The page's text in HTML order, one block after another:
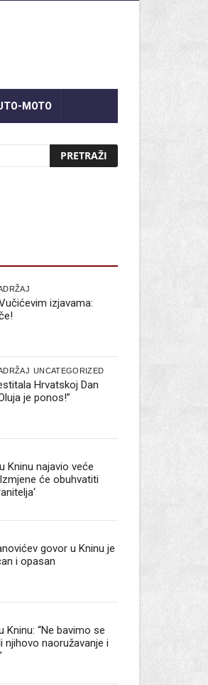
MOTO
izjavama:
UNCATEGORIZED
Hrvatskoj Dan
je ponos!”
Kninu najavio veće
će obuhvatiti
govor u Kninu je
i opasan
Kninu: “Ne bavimo se
njihovo naoružavanje i